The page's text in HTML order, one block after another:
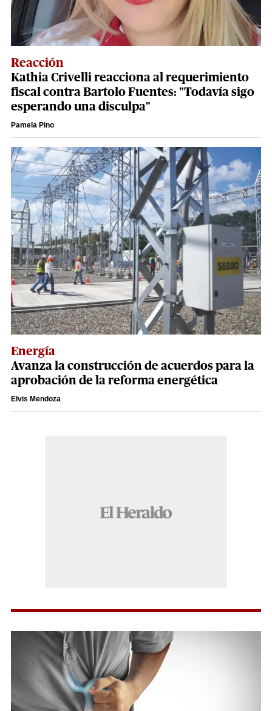
Reacción
Kathia Crivelli reacciona al requerimiento
fiscal contra Bartolo Fuentes: "Todavía sigo
esperando una disculpa"
Pamela Pino
Energía
Avanza la construcción de acuerdos para la
aprobación de la reforma energética
Elvis Mendoza